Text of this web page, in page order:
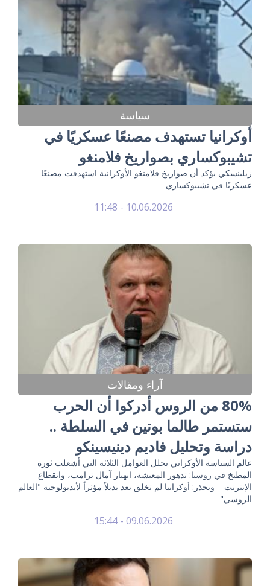
سياسة
أوكرانيا تستهدف مصنعًا عسكريًا في
تشيبوكساري بصواريخ فلامنغو
زيلينسكي يؤكد أن صواريخ فلامنغو الأوكرانية استهدفت مصنعًا
عسكريًا في تشيبوكساري
10.06.2026 - 11:48
آراء ومقالات
80% من الروس أدركوا أن الحرب
ستستمر طالما بوتين في السلطة ..
دراسة وتحليل فاديم دينيسينكو
عالم السياسة الأوكراني يحلل العوامل الثلاثة التي أشعلت ثورة
المطبخ في روسيا: تدهور المعيشة، انهيار آمال ترامب، وانقطاع
الإنترنت – ويحذر: أوكرانيا لم تخلق بعد بديلاً مؤثراً لأيديولوجية "العالم
الروسي"
09.06.2026 - 15:44